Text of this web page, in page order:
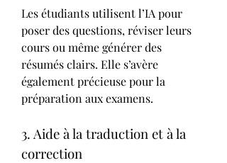
Les étudiants utilisent l’IA pour
poser des questions, réviser leurs
cours ou même générer des
résumés clairs. Elle s’avère
également précieuse pour la
préparation aux examens.
3. Aide à la traduction et à la
correction